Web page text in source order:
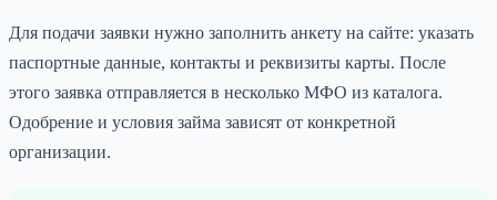
Для подачи заявки нужно заполнить анкету на сайте: указать
паспортные данные, контакты и реквизиты карты. После
этого заявка отправляется в несколько МФО из каталога.
Одобрение и условия займа зависят от конкретной
организации.